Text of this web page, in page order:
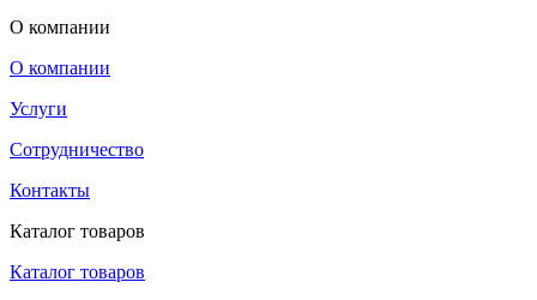
О компании
О компании
Услуги
Сотрудничество
Контакты
Каталог товаров
Каталог товаров